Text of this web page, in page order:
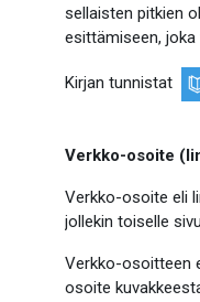
sellaisten pitkien
esittämiseen, joka
Kirjan tunnistat
Verkko-osoite
Verkko-osoite eli
jollekin toiselle
Verkko-
osoite